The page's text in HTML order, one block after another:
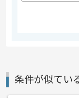
エージェントから
条件が似てい